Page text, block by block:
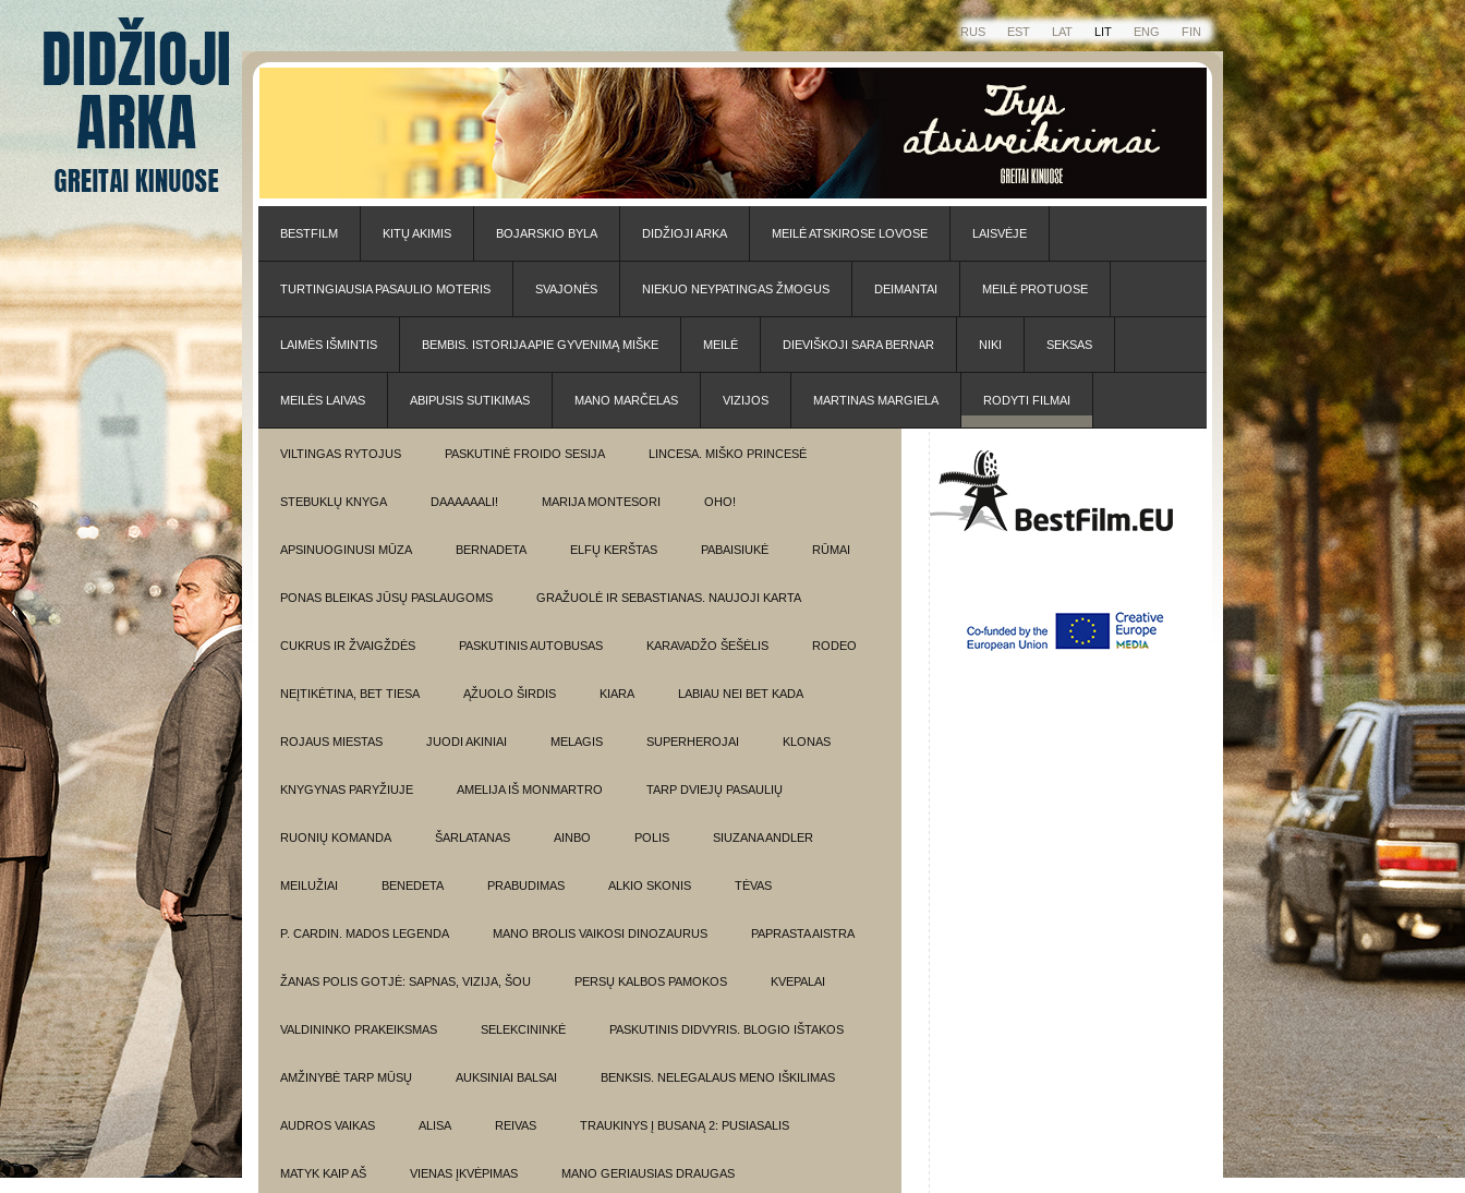
RUS EST LAT LIT ENG FIN
BESTFILM KITŲ AKIMIS BOJARSKIO BYLA DIDŽIOJI ARKA MEILĖ ATSKIROSE LOVOSE LAISVĖJE
TURTINGIAUSIA PASAULIO MOTERIS SVAJONĖS NIEKUO NEYPATINGAS ŽMOGUS DEIMANTAI MEILĖ PROTUOSE
LAIMĖS IŠMINTIS BEMBIS. ISTORIJA APIE GYVENIMĄ MIŠKE MEILĖ DIEVIŠKOJI SARA BERNAR NIKI SEKSAS
MEILĖS LAIVAS ABIPUSIS SUTIKIMAS MANO MARČELAS VIZIJOS MARTINAS MARGIELA RODYTI FILMAI
VILTINGAS RYTOJUS PASKUTINĖ FROIDO SESIJA LINCESA. MIŠKO PRINCESĖ
STEBUKLŲ KNYGA DAAAAAALI! MARIJA MONTESORI OHO!
APSINUOGINUSI MŪZA BERNADETA ELFŲ KERŠTAS PABAISIUKĖ RŪMAI
PONAS BLEIKAS JŪSŲ PASLAUGOMS GRAŽUOLĖ IR SEBASTIANAS. NAUJOJI KARTA
CUKRUS IR ŽVAIGŽDĖS PASKUTINIS AUTOBUSAS KARAVADŽO ŠEŠĖLIS RODEO
NEĮTIKĖTINA, BET TIESA ĄŽUOLO ŠIRDIS KIARA LABIAU NEI BET KADA
ROJAUS MIESTAS JUODI AKINIAI MELAGIS SUPERHEROJAI KLONAS
KNYGYNAS PARYŽIUJE AMELIJA IŠ MONMARTRO TARP DVIEJŲ PASAULIŲ
RUONIŲ KOMANDA ŠARLATANAS AINBO POLIS SIUZANA ANDLER
MEILUŽIAI BENEDETA PRABUDIMAS ALKIO SKONIS TĖVAS
P. CARDIN. MADOS LEGENDA MANO BROLIS VAIKOSI DINOZAURUS PAPRASTA AISTRA
ŽANAS POLIS GOTJĖ: SAPNAS, VIZIJA, ŠOU PERSŲ KALBOS PAMOKOS KVEPALAI
VALDININKO PRAKEIKSMAS SELEKCININKĖ PASKUTINIS DIDVYRIS. BLOGIO IŠTAKOS
AMŽINYBĖ TARP MŪSŲ AUKSINIAI BALSAI BENKSIS. NELEGALAUS MENO IŠKILIMAS
AUDROS VAIKAS ALISA REIVAS TRAUKINYS Į BUSANĄ 2: PUSIASALIS
MATYK KAIP AŠ VIENAS ĮKVĖPIMAS MANO GERIAUSIAS DRAUGAS